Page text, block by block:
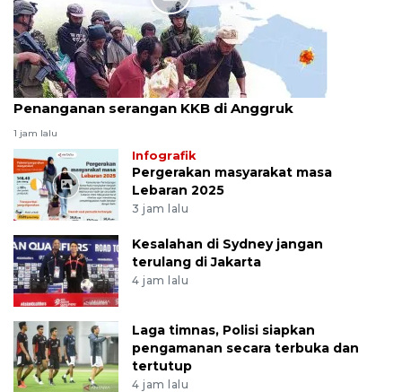
Infografik
Penanganan serangan KKB di Anggruk
1 jam lalu
Infografik
Pergerakan masyarakat masa
Lebaran 2025
3 jam lalu
Kesalahan di Sydney jangan
terulang di Jakarta
4 jam lalu
Laga timnas, Polisi siapkan
pengamanan secara terbuka dan
tertutup
4 jam lalu